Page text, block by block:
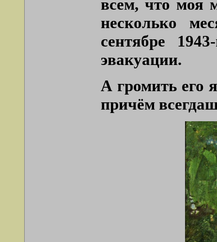
всем, что моя
несколько
сентябре
эвакуации.
А громить его
причём